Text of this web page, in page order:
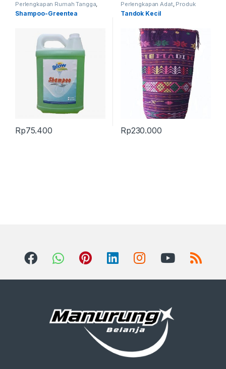
Perlengkapan Rumah Tangga,
Produk Terbaru
Shampoo-Greentea
Rp75.400
Perlengkapan Adat, Produk
Terbaru, Tandok
Tandok Kecil
Rp230.000